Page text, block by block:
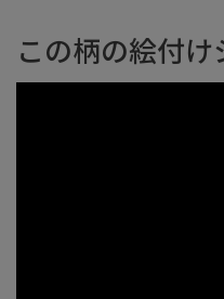
この柄の絵付け